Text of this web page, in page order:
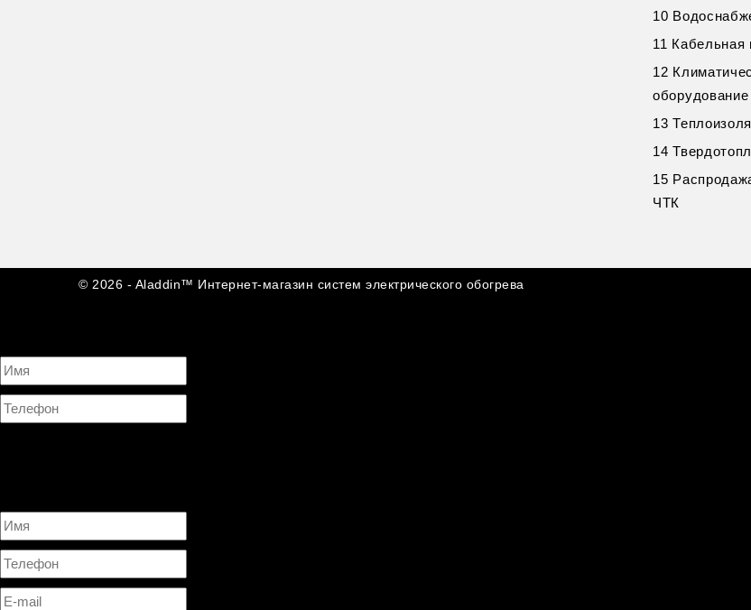
10
11 Кабельная
12
оборудование
13
14
15
ЧТК
© 2026 - Aladdin™ Интернет-магазин систем электрического обогрева